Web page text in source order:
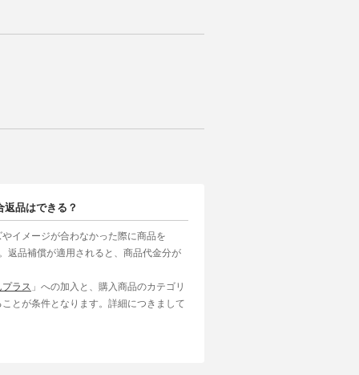
品はできる？
イメージが合わなかった際に商品を
返品補償が適用されると、商品代金分が
ラス 」への加入と、購入商品のカテゴリ
とが条件となります。詳細につきまして